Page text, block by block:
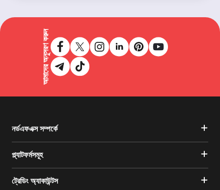
আমাদের অনুসরণ করুন
নর্ডএফএক্স সম্পর্কে
প্ল্যাটফর্মসমূহ
ট্রেডিং অ্যাকাউন্টস